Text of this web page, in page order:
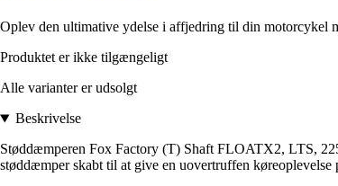
Oplev den ultimative ydelse i affjedring til din motorcykel
Produktet er ikke tilgængeligt
Alle varianter er udsolgt
Beskrivelse
Støddæmperen Fox Factory (T) Shaft FLOATX2, LTS,
støddæmper skabt til at give en uovertruffen køreoplevelse